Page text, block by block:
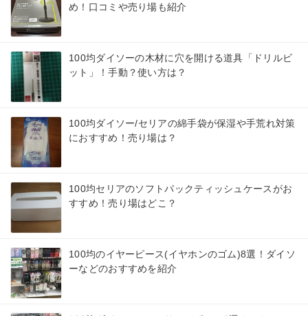
め！口コミや売り場も紹介
100均ダイソーの木材に穴を開ける道具「ドリルビ
ット」！手動？使い方は？
100均ダイソー/セリアの綿手袋が保湿や手荒れ対策
におすすめ！売り場は？
100均セリアのソフトパックティッシュケースがお
すすめ！売り場はどこ？
100均のイヤーピース(イヤホンのゴム)8選！ダイソ
ーなどのおすすめを紹介